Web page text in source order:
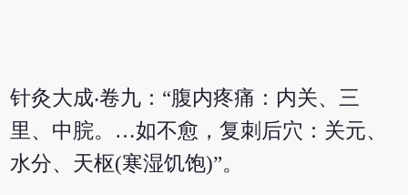
针灸大成‧卷九：“腹内疼痛：内关、三
里、中脘。…如不愈，复刺后穴：关元、
水分、天枢(寒湿饥饱)”。